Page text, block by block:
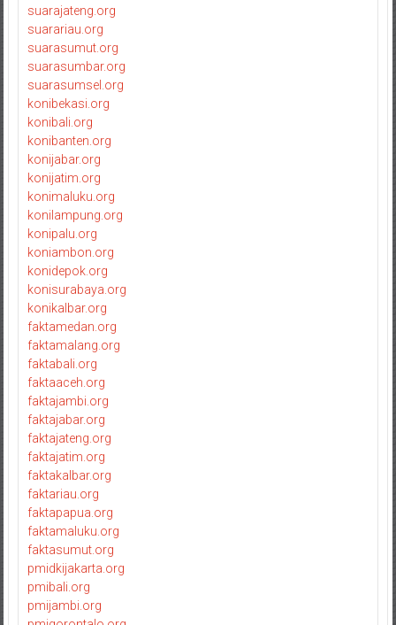
suarajateng.org
suarariau.org
suarasumut.org
suarasumbar.org
suarasumsel.org
konibekasi.org
konibali.org
konibanten.org
konijabar.org
konijatim.org
konimaluku.org
konilampung.org
konipalu.org
koniambon.org
konidepok.org
konisurabaya.org
konikalbar.org
faktamedan.org
faktamalang.org
faktabali.org
faktaaceh.org
faktajambi.org
faktajabar.org
faktajateng.org
faktajatim.org
faktakalbar.org
faktariau.org
faktapapua.org
faktamaluku.org
faktasumut.org
pmidkijakarta.org
pmibali.org
pmijambi.org